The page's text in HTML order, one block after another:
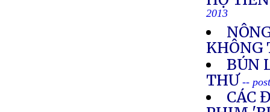
2013
KHÔNG
BÚN
THƯ--
CÁC